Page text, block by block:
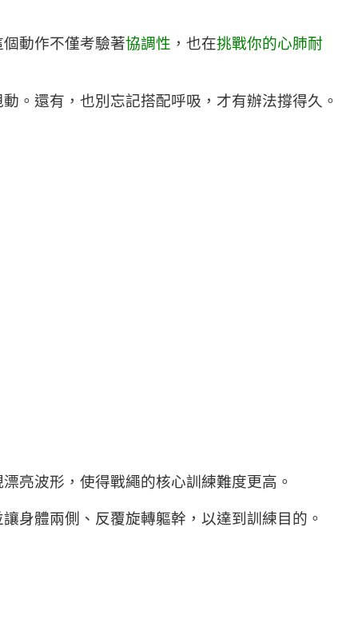
動作不僅考驗著協調性 ，也在挑戰你的心肺耐
。還有，也別忘記搭配呼吸，才有辦法撐得久。
亮波形，使得戰繩的核心訓練難度更高。
身體兩側、反覆旋轉軀幹，以達到訓練目的。